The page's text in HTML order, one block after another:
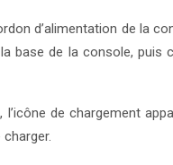
d’alimentation de la
la base de la console,
l’icône de chargement